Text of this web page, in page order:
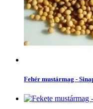
Fehér mustármag -